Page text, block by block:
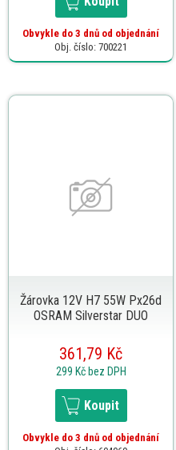
Obvykle do 3 dnů od objednání
Obj. číslo: 700221
Žárovka 12V H7 55W Px26d
OSRAM Silverstar DUO
361,79 Kč
299 Kč bez DPH
Koupit
Obvykle do 3 dnů od objednání